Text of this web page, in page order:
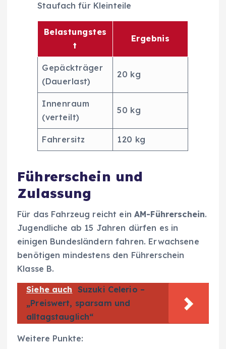
Staufach für Kleinteile
Belastungstes
t
Ergebnis
Gepäckträger
(Dauerlast)
20 kg
Innenraum
(verteilt)
50 kg
Fahrersitz 120 kg
Führerschein und
Zulassung
Für das Fahrzeug reicht einAM-Führerschein.
Jugendliche ab 15 Jahren dürfen es in
einigen Bundesländern fahren. Erwachsene
benötigen mindestens den Führerschein
Klasse B.
Siehe auch Suzuki Celerio –
„Preiswert, sparsam und
alltagstauglich“
Weitere Punkte: